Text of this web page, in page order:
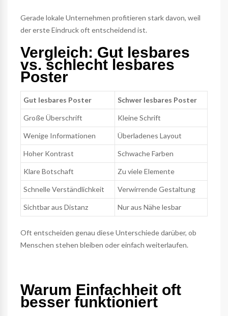
Gerade lokale Unternehmen profitieren stark davon, weil
der erste Eindruck oft entscheidend ist.
Vergleich: Gut lesbares
vs. schlecht lesbares
Poster
Gut lesbares Poster Schwer lesbares Poster
Große Überschrift Kleine Schrift
Wenige Informationen Überladenes Layout
Hoher Kontrast Schwache Farben
Klare Botschaft Zu viele Elemente
Schnelle Verständlichkeit Verwirrende Gestaltung
Sichtbar aus Distanz Nur aus Nähe lesbar
Oft entscheiden genau diese Unterschiede darüber, ob
Menschen stehen bleiben oder einfach weiterlaufen.
Warum Einfachheit oft
besser funktioniert